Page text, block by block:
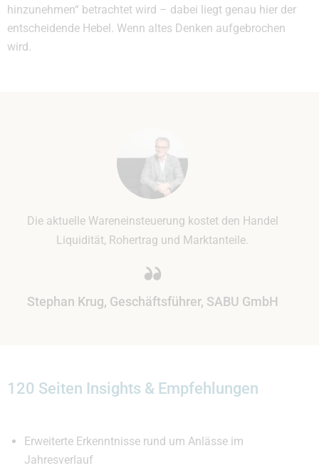
hinzunehmen“ betrachtet wird – dabei liegt genau hier der
entscheidende Hebel. Wenn altes Denken aufgebrochen
wird.
Die aktuelle Wareneinsteuerung kostet den Handel
Liquidität, Rohertrag und Marktanteile.
Stephan Krug, Geschäftsführer, SABU GmbH
120 Seiten Insights & Empfehlungen
Erweiterte Erkenntnisse rund um Anlässe im
Jahresverlauf